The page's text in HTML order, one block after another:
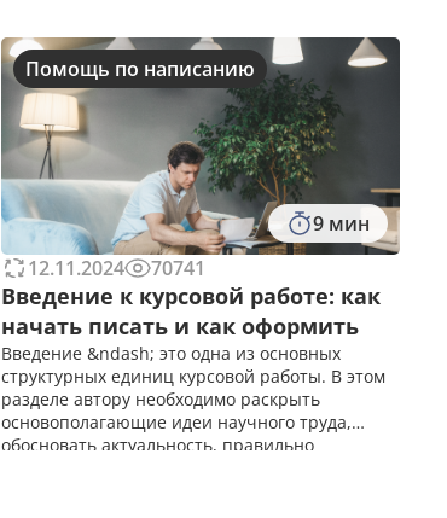
работы
Помощь по написанию
9 мин
12.11.2024
70741
Введение к курсовой работе: как
начать писать и как оформить
Введение &ndash; это одна из основных
структурных единиц курсовой работы. В этом
разделе автору необходимо раскрыть
основополагающие идеи научного труда,
обосновать актуальность, правильно